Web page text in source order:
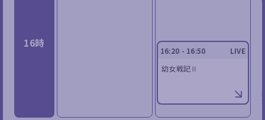
16時
16:20 - 16:50
LIVE
幼女戦記Ⅱ